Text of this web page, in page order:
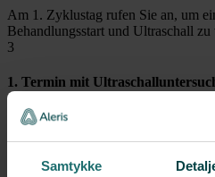
Samtykke
Am 1. Zyklustag rufen Sie an, um
Behandlungsstart und Ultraschall zu
3
1. Termin mit
Am 2. oder 3. Zyklustag erfolgt ein